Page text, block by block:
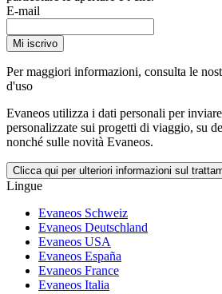
E-mail
Mi iscrivo
Per maggiori informazioni, consulta le
d'uso
Evaneos utilizza i dati personali per
personalizzate sui progetti di viaggio, su
nonché sulle novità Evaneos.
Clicca qui per ulteriori informazioni sul
Lingue
Evaneos Schweiz
Evaneos Deutschland
Evaneos USA
Evaneos España
Evaneos France
Evaneos Italia